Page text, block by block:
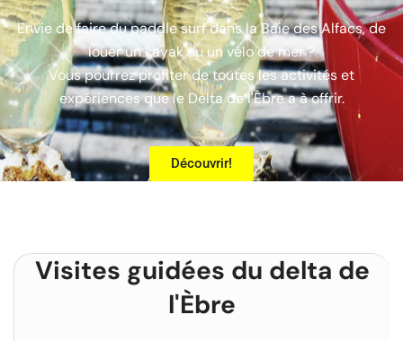
Envie de faire du paddle surf dans la Baie des Alfacs, de
louer un kayak ou un vélo de mer ?
Vous pourrez profiter de toutes les activités et
expériences que le Delta de l'Èbre a à offrir.
Découvrir!
Visites guidées du delta de
l'Èbre